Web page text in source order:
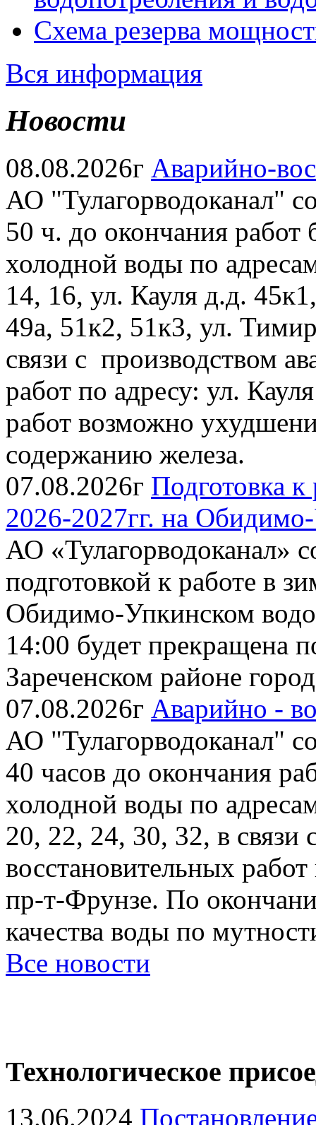
Схема резерва
Вся информация
Новости
08.08.2026г Аварийно-
АО "Тулагорводоканал"
50 ч. до окончания работ
холодной воды по
14, 16, ул. Кауля д.д.
49а, 51к2, 51к3, ул.
связи с производством
работ по адресу: ул.
работ возможно
содержанию железа.
07.08.2026г Подготовка
2026-2027гг. на
АО «Тулагорводоканал»
подготовкой к работе в
Обидимо-Упкинском
14:00 будет прекращена
Зареченском районе
07.08.2026г Аварийно -
АО "Тулагорводоканал"
40 часов до окончания
холодной воды по
20, 22, 24, 30, 32, в связи
восстановительных
пр-т-Фрунзе. По
качества воды по
Все новости
Технологическое
13.06.2024